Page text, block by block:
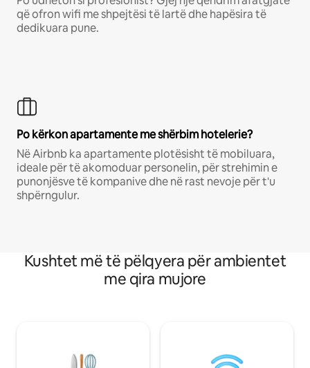
që ofron wifi me shpejtësi të lartë dhe hapësira të
dedikuara pune.
Po kërkon apartamente me shërbim hotelerie?
Në Airbnb ka apartamente plotësisht të mobiluara,
ideale për të akomoduar personelin, për strehimin e
punonjësve të kompanive dhe në rast nevoje për t'u
shpërngulur.
Kushtet më të pëlqyera për ambientet
me qira mujore